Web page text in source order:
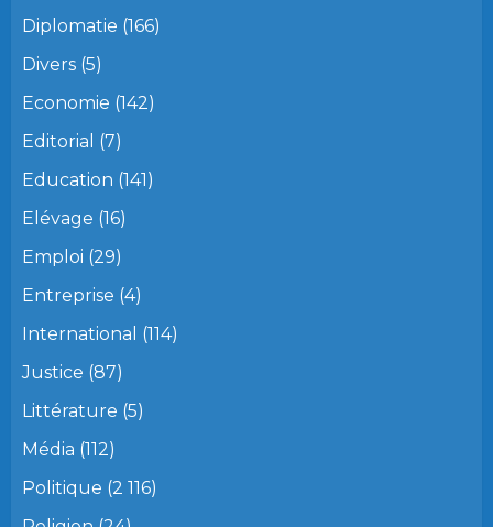
Diplomatie (166)
Divers (5)
Economie (142)
Editorial (7)
Education (141)
Elévage (16)
Emploi (29)
Entreprise (4)
International (114)
Justice (87)
Littérature (5)
Média (112)
Politique (2 116)